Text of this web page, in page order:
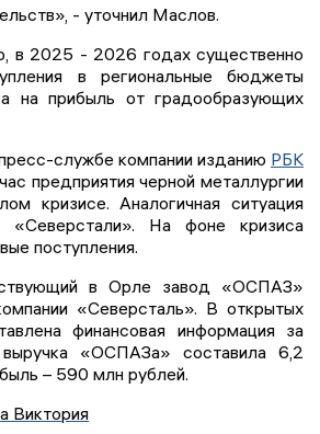
- уточнил Маслов.
в 2025 - 2026 годах существенно
в региональные бюджеты
на прибыль от градообразующих
службе компании изданию РБК
предприятия черной металлургии
кризисе. Аналогичная ситуация
На фоне кризиса
поступления.
в Орле завод «ОСПАЗ»
«Северсталь». В открытых
финансовая информация за
«ОСПАЗа» составила 6,2
– 590 млн рублей.
Виктория